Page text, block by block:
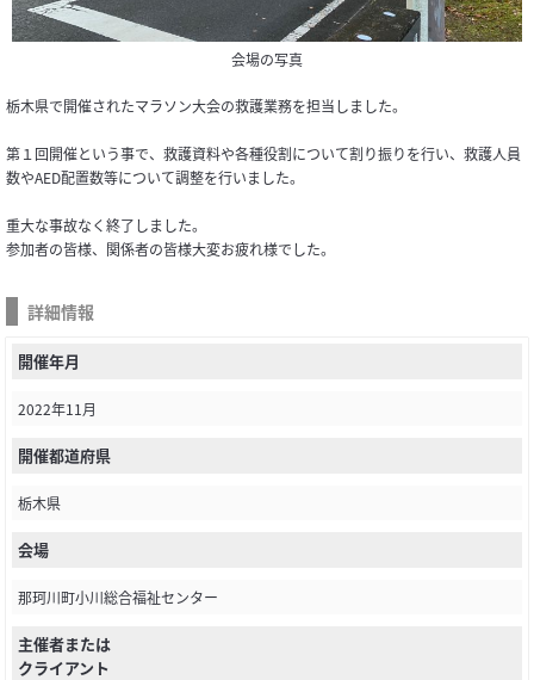
会場の写真
栃木県で開催されたマラソン大会の救護業務を担当しました。
第１回開催という事で、救護資料や各種役割について割り振りを行い、救護人員
数やAED配置数等について調整を行いました。
重大な事故なく終了しました。
参加者の皆様、関係者の皆様大変お疲れ様でした。
詳細情報
開催年月
2022年11月
開催都道府県
栃木県
会場
那珂川町小川総合福祉センター
主催者または
クライアント